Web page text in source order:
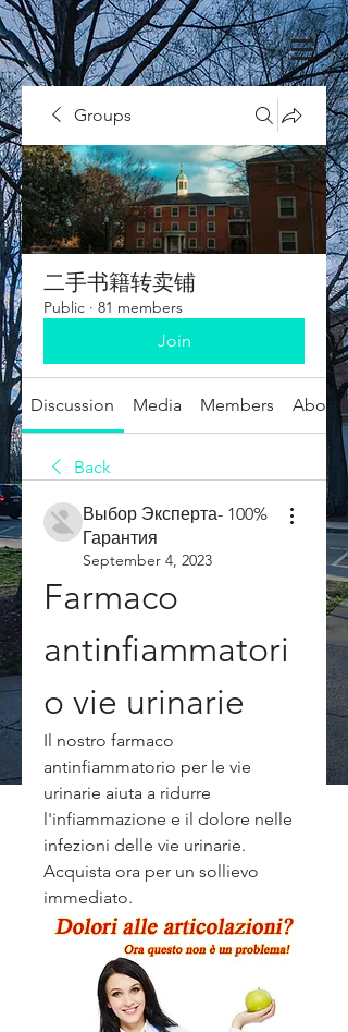
Groups
二手书籍转卖铺
Public · 81 members
Join
Discussion Media Members About
Back
Выбор Эксперта- 100%
Гарантия
September 4, 2023
Farmaco
antinfiammatori
o vie urinarie
Il nostro farmaco
antinfiammatorio per le vie
urinarie aiuta a ridurre
l'infiammazione e il dolore nelle
infezioni delle vie urinarie.
Acquista ora per un sollievo
immediato.